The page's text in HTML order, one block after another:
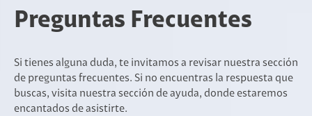
Preguntas Frecuentes
Si tienes alguna duda, te invitamos a revisar nuestra sección
de preguntas frecuentes. Si no encuentras la respuesta que
buscas, visita nuestra sección de ayuda, donde estaremos
encantados de asistirte.